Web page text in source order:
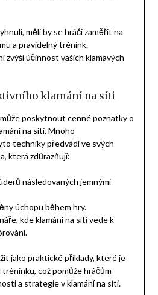
měli by se hráči zaměřit na
a pravidelný trénink.
zvýší účinnost vašich klamavých
klamání na síti
poskytnout cenné poznatky o
na síti. Mnoho
techniky předvádí ve svých
která zdůrazňují:
následovaných jemnými
úchopu během hry.
kde klamání na síti vede k
jako praktické příklady, které je
což pomůže hráčům
a strategie v klamání na síti.